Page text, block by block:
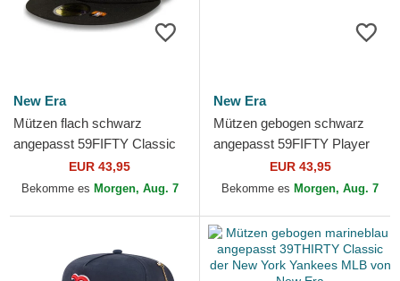
New Era
Mützen flach schwarz
angepasst 59FIFTY Classic
der Sacramento Kings NBA
von New Era
EUR 43,95
Bekomme es Morgen, Aug. 7
New Era
Mützen gebogen schwarz
angepasst 59FIFTY Player
Frank Thomas der Chicago
White Sox MLB von New Era
EUR 43,95
Bekomme es Morgen, Aug. 7